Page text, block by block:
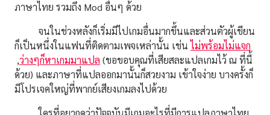
ภาษาไทย รวมถึง Mod อื่นๆ ด้วย
จนในช่วงหลังก็เริ่มมีไปเกมอื่นมากขึ้นและส่วนตัวผู้เขียน
ก็เป็นหนึ่งในแฟนที่ติดตามเพจเหล่านั้น เช่นไม่พร้อมไม่แจก
,ว่างๆก็หาเกมมาแปล (ขอขอบคุณที่เสียสละแปลเกมไว้ ณ ที่นี้
ด้วย) และภาษาที่แปลออกมานั้นก็สวยงาม เข้าใจง่าย บางครั้งก็
มีโปรเจคใหญ่ที่พากย์เสียงเกมลงไปด้วย